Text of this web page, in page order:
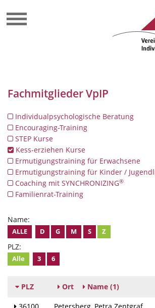
Fachmitglieder VpIP
Individualpsychologische Beratung
Encouraging-Training
STEP Kurse
Kess-erziehen Kurse
Ermutigungstraining für Erwachsene
Ermutigungstraining für Kinder /
Coaching mit SYNCHRONIZING®
Familienrat-Training
Name:
ALLE D G M S Z
PLZ:
Alle 3 6
PLZ Ort Name (1)
36100 Petersberg Petra Zentgraf